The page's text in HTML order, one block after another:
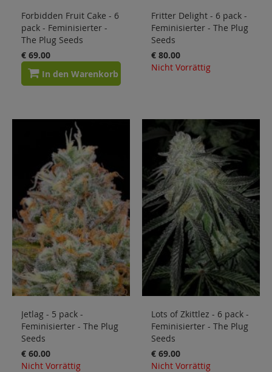
Forbidden Fruit Cake - 6
pack - Feminisierter -
The Plug Seeds
€ 69.00
In den Warenkorb
Fritter Delight - 6 pack -
Feminisierter - The Plug
Seeds
€ 80.00
Nicht Vorrättig
Jetlag - 5 pack -
Feminisierter - The Plug
Seeds
€ 60.00
Nicht Vorrättig
Lots of Zkittlez - 6 pack -
Feminisierter - The Plug
Seeds
€ 69.00
Nicht Vorrättig